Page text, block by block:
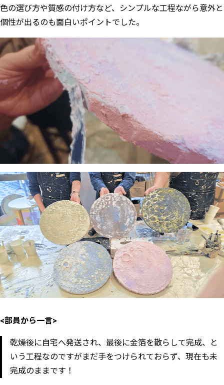
色の選び方や質感の付け方など、シンプルな工程ながら意外と
個性が出るのも面白いポイントでした。
<部員から一言>
乾燥後に自宅へ発送され、最後に金箔を散らして完成、と
いう工程なのですがまだ手をつけられておらず、現在も未
完成のままです！